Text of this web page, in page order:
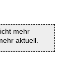
mehr
aktuell.